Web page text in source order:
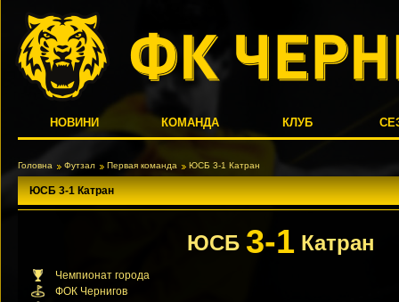
НОВИНИ КОМАНДА КЛУБ
Головна Футзал Первая команда ЮСБ 3-1 Катран
ЮСБ 3-1 Катран
ЮСБ 3-1 Катран
Чемпионат города
ФОК Чернигов